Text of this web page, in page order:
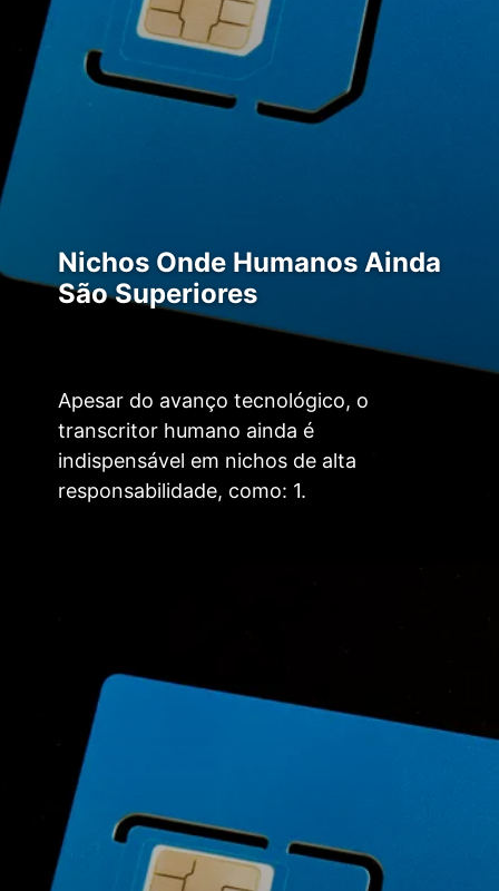
Nichos Onde Humanos Ainda
São Superiores
Apesar do avanço tecnológico, o
transcritor humano ainda é
indispensável em nichos de alta
responsabilidade, como: 1.